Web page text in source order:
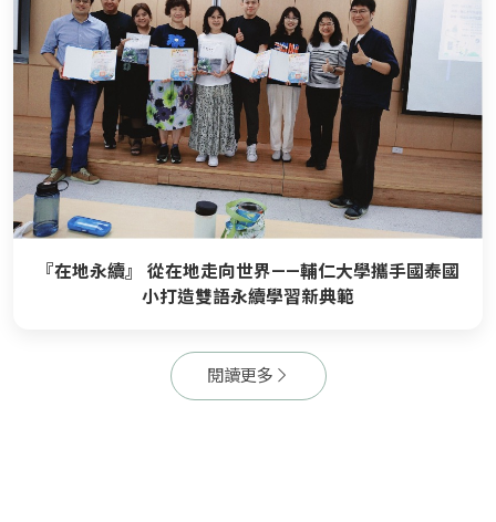
『在地永續』 從在地走向世界——輔仁大學攜手國泰國
小打造雙語永續學習新典範
閱讀更多